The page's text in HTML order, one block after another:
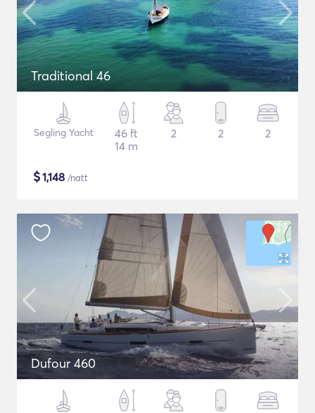
Traditional 46
Segling Yacht
46 ft
14 m
2 2 2
$1,148 /natt
Dufour 460